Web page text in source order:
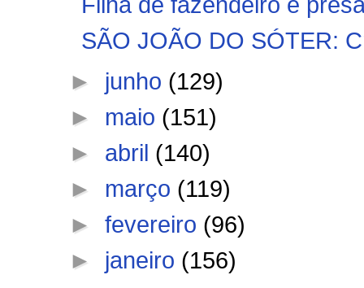
SÃO JOÃO DO SÓTER:
► junho (129)
► maio (151)
► abril (140)
► março (119)
►fevereiro (96)
► janeiro (156)